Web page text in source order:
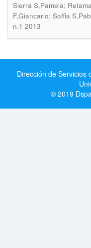
Sierra S,Pamela;
F,Giancarlo; Soffia
n.1 2013
Dirección de Servicios
© 2019